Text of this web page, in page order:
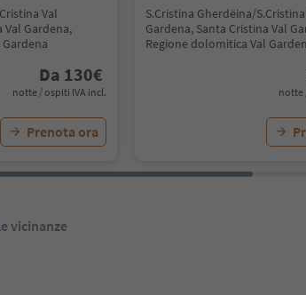
Val
Val Gardena,
Da 130€
notte / ospiti IVA incl.
Prenota ora
S.Cristina Gherdëina/
Gardena, Santa Cristina Val
Regione dolomitica Val
notte
vicinanze